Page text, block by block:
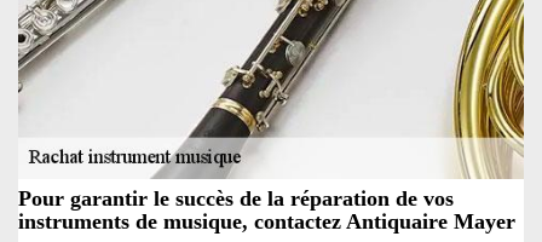
Pour garantir le succès de la réparation de vos
instruments de musique, contactez Antiquaire Mayer